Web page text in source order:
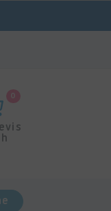
0